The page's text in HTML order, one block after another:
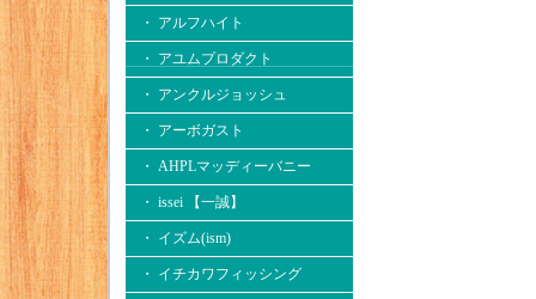
・ アルフハイト
・ アユムプロダクト
・ アンクルジョッシュ
・ アーボガスト
・ AHPLマッディーバニー
・ issei 【一誠】
・ イズム(ism)
・ イチカワフィッシング